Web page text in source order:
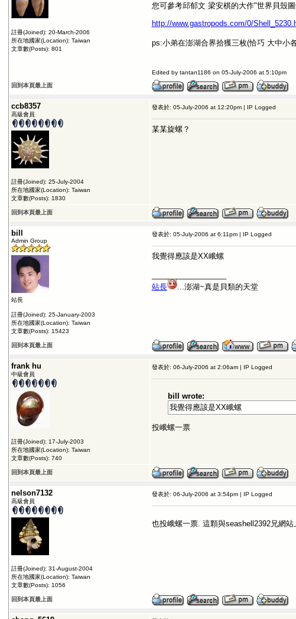
註冊(Joined): 20-March-2006
所在地國家(Location): Taiwan
文章數(Posts): 801
您可參考邱郁文 梁安棋的大作"世界貝殼
http://www.gastropods.com/0/
ps:小弟在澎湖合界拾獲三枚(恰巧 大中小
Edited by tantan1186 on 05-July-2006 at 5:10pm
回到本頁最上面
ccb8357
高級會員
註冊(Joined): 25-July-2004
所在地國家(Location): Taiwan
文章數(Posts): 1830
發表於: 05-July-2006 at 12:20pm | IP Logged
某某旋螺？
回到本頁最上面
bill
Admin Group
站長
註冊(Joined): 25-January-2003
所在地國家(Location): Taiwan
文章數(Posts): 15423
發表於: 05-July-2006 at 6:11pm | IP Logged
我覺得應該是XX峨螺
站長
...澎湖~真是貝類的天堂
回到本頁最上面
frank hu
中級會員
註冊(Joined): 17-July-2003
所在地國家(Location): Taiwan
文章數(Posts): 740
發表於: 06-July-2006 at 2:06am | IP Logged
bill wrote:
我覺得應該是XX峨螺
投峨螺一票
回到本頁最上面
nelson7132
高級會員
註冊(Joined): 31-August-2004
所在地國家(Location): Taiwan
文章數(Posts): 1056
發表於: 06-July-2006 at 3:54pm | IP Logged
也投峨螺一票. 這顆與seashell2392兄網
回到本頁最上面